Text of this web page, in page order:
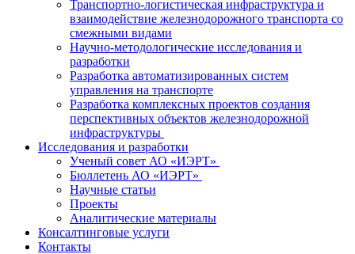
Транспортно-логистическая инфраструктура и
взаимодействие железнодорожного транспорта со
смежными видами
Научно-методологические исследования и
разработки
Разработка автоматизированных систем
управления на транспорте
Разработка комплексных проектов создания
перспективных объектов железнодорожной
инфраструктуры
Исследования и разработки
Ученый совет АО «ИЭРТ»
Бюллетень АО «ИЭРТ»
Научные статьи
Проекты
Аналитические материалы
Консалтинговые услуги
Контакты